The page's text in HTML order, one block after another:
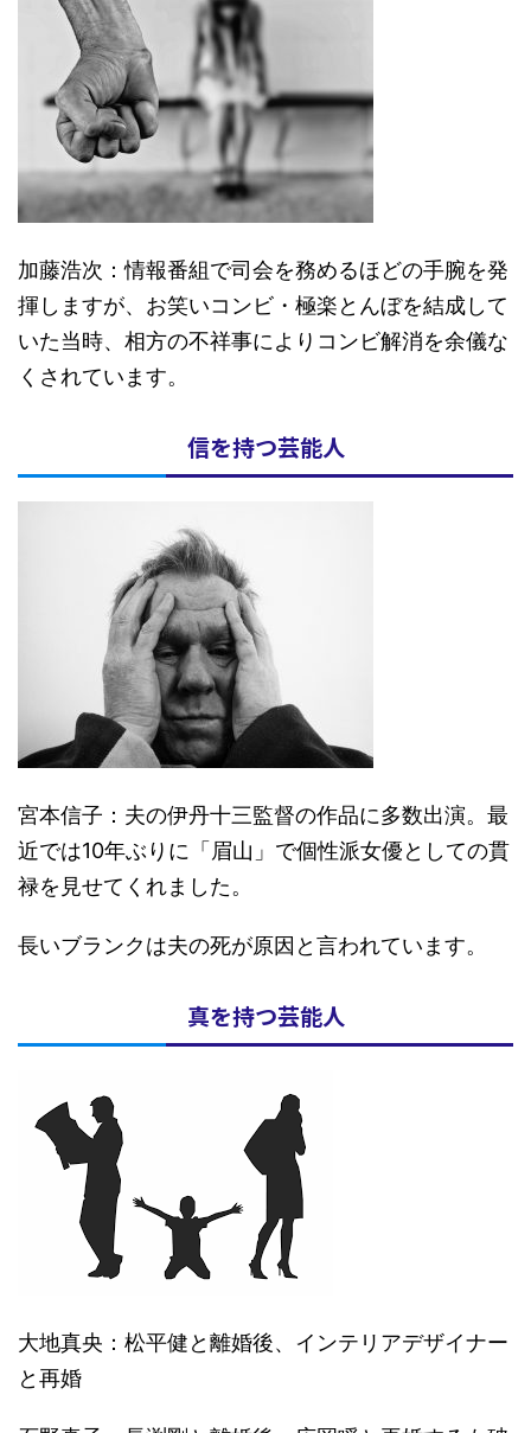
加藤浩次：情報番組で司会を務めるほどの手腕を発
揮しますが、お笑いコンビ・極楽とんぼを結成して
いた当時、相方の不祥事によりコンビ解消を余儀な
くされています。
信を持つ芸能人
宮本信子：夫の伊丹十三監督の作品に多数出演。最
近では10年ぶりに「眉山」で個性派女優としての貫
禄を見せてくれました。
長いブランクは夫の死が原因と言われています。
真を持つ芸能人
大地真央：松平健と離婚後、インテリアデザイナー
と再婚